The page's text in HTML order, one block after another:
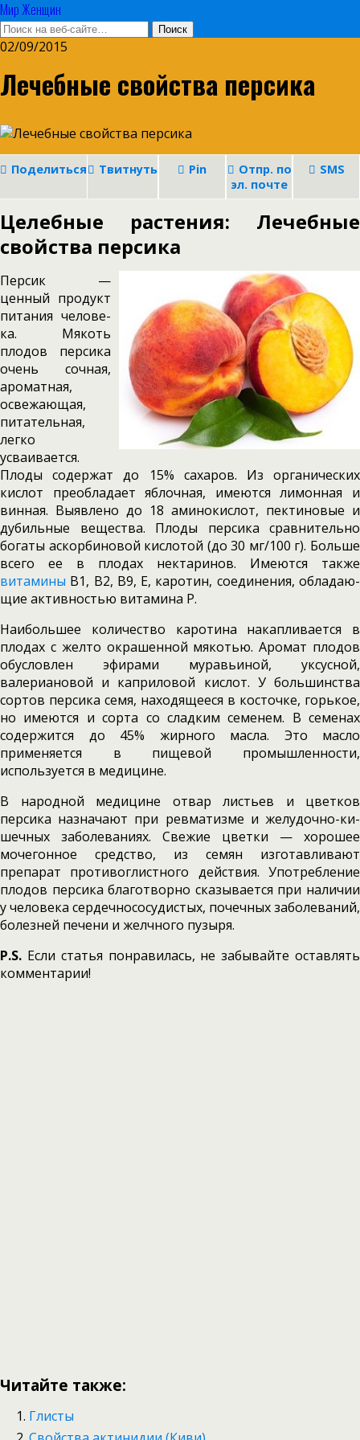
Мир Женщин
02/09/2015
Лечебные свойства персика
Поделиться Твитнуть Pin
Отпр. по
эл. почте
SMS
Целебные растения: Лечебные
свойства персика
Персик —
ценный продукт
питания челове­
ка. Мякоть
плодов персика
очень сочная,
ароматная,
освежающая,
питательная,
легко
усваивается.
Плоды содержат до 15% сахаров. Из органичес­ких
кислот преобладает яблочная, имеются лимонная и
винная. Выявлено до 18 аминокис­лот, пектиновые и
дубильные вещества. Плоды персика сравнительно
богаты аскорбиновой кислотой (до 30 мг/100 г). Больше
всего ее в плодах нектаринов. Имеются также
витамины В1, В2, В9, Е, каротин, соединения, обладаю­
щие активностью витамина Р.
Наибольшее количество каротина накапливается в
плодах с желто окрашенной мякотью. Аромат плодов
обусловлен эфирами муравьиной, уксусной,
валериановой и каприловой кислот. У боль­шинства
сортов персика семя, находящееся в косточ­ке, горькое,
но имеются и сорта со сладким семенем. В семенах
содержится до 45% жир­ного масла. Это масло
применяется в пищевой промышленности,
используется в медицине.
В народной медицине отвар листьев и цветков
персика назначают при ревматизме и желудочно-ки­
шечных заболеваниях. Свежие цветки — хоро­шее
мочегонное средство, из семян изготавли­вают
препарат противоглистного действия. Употребление
плодов персика благотворно сказывается при наличии
у человека сердечно­сосудистых, почечных заболеваний,
болезней печени и желчного пузыря.
P.S. Если статья понравилась, не забывайте оставлять
комментарии!
Читайте также:
Глисты